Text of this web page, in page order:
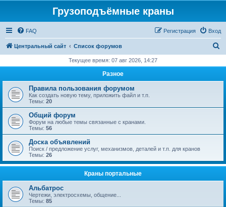
Грузоподъёмные краны
FAQ Вход
Регистрация
Центральный сайт Список форумов
с
Текущее время: 07 авг 2026, 14:27
Разное
Правила пользования форумом
Как создать новую тему, приложить файл и т.п.
Темы: 20
Общий форум
Форум на любые темы связанные с кранами.
Темы: 56
Доска объявлений
Поиск / предложение услуг, механизмов, деталей и т.п. для кранов
Темы: 26
Краны портальные
Альбатрос
Чертежи, электросхемы, общение...
Темы: 85